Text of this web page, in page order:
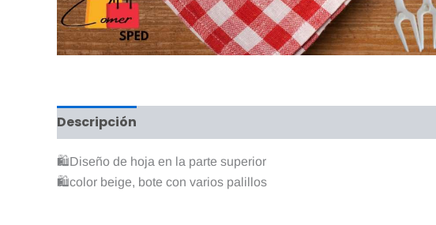
Descripción
🛍Diseño de hoja en la parte superior
🛍color beige, bote con varios palillos